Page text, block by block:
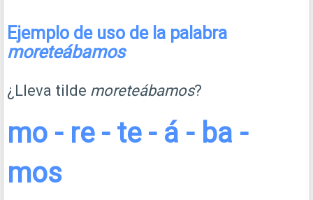
Ejemplo de uso de la palabra
moreteábamos
¿Lleva tilde moreteábamos?
mo - re - te - á - ba -
mos